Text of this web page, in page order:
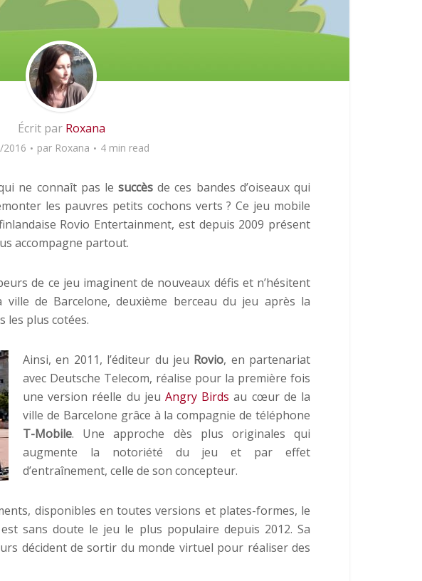
Écrit par Roxana
2016 par Roxana 4 min read
ne connaît pas lesuccès de ces bandes d’oiseaux qui
les pauvres petits cochons verts ? Ce jeu mobile
Rovio Entertainment, est depuis 2009 présent
accompagne partout.
de ce jeu imaginent de nouveaux défis et n’hésitent
de Barcelone, deuxième berceau du jeu après la
les plus cotées.
Ainsi, en 2011, l’éditeur du jeu Rovio, en partenariat
avec Deutsche Telecom, réalise pour la première fois
une version réelle du jeu Angry Birds au cœur de la
ville de Barcelone grâce à la compagnie de téléphone
T-Mobile. Une approche dès plus originales qui
augmente la notoriété du jeu et par effet
d’entraînement, celle de son concepteur.
disponibles en toutes versions et plates-formes, le
sans doute le jeu le plus populaire depuis 2012. Sa
décident de sortir du monde virtuel pour réaliser des